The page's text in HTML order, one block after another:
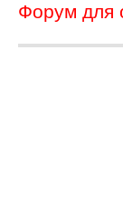
Форум для